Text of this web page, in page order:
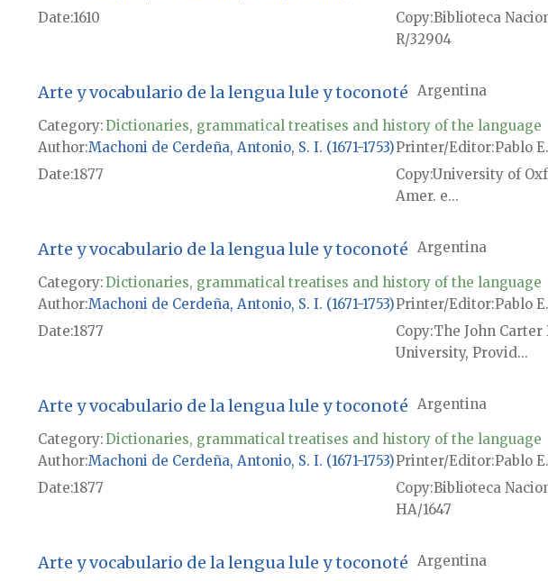
Date1610 Copy Biblioteca
R/32904
Arte y vocabulario de la lengua lule y toconoté Argentina
Category:Dictionaries, grammatical treatises and history of the language
Author Machoni de Cerdeña, Antonio, S. I. (1671-1753)Printer/Editor Pablo
Date1877 CopyUniversity of
Amer. e...
Arte y vocabulario de la lengua lule y toconoté Argentina
Category:Dictionaries, grammatical treatises and history of the language
Author Machoni de Cerdeña, Antonio, S. I. (1671-1753)Printer/Editor Pablo
Date1877 Copy The John
University, Provid...
Arte y vocabulario de la lengua lule y toconoté Argentina
Category:Dictionaries, grammatical treatises and history of the language
Author Machoni de Cerdeña, Antonio, S. I. (1671-1753)Printer/Editor Pablo
Date1877 Copy Biblioteca
HA/1647
Arte y vocabulario de la lengua lule y toconoté Argentina